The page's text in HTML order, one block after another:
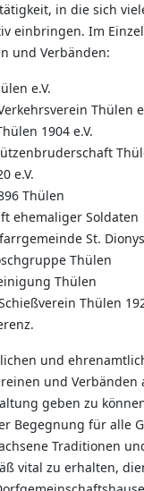
in die sich
einbringen. Im
und Verbänden:
e.V.
Thülen
1904 e.V.
e.V.
Thülen
ehemaliger Soldaten
St.
Thülen
Thülen
Thülen
und
und Verbänden
geben zu
Begegnung für alle
Traditionen
vital zu erhalten,